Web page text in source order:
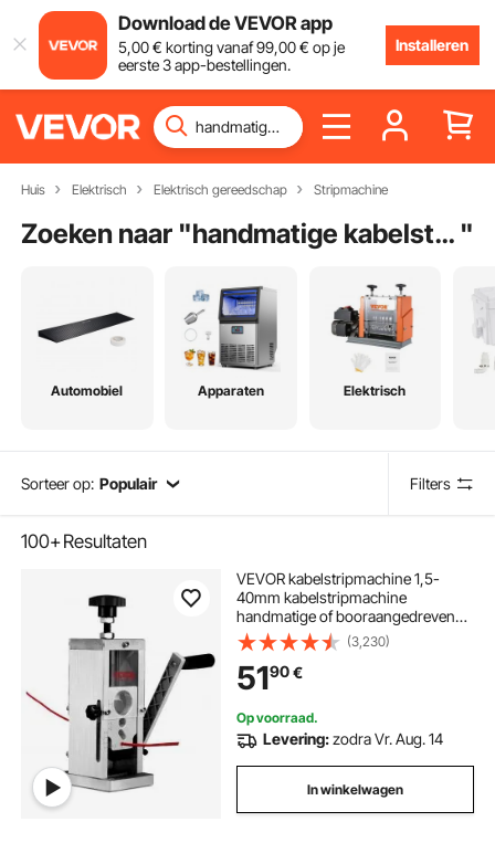
Download de VEVOR app
5,00€ korting vanaf99,00€ op je
eerste 3 app-bestellingen.
Installeren
Huis Elektrisch Elektrisch gereedschap Stripmachine
Zoeken naar " handmatige kabelstripmachine "
Automobiel Apparaten Elektrisch
Sorteer op: Populair Filters
100+Resultaten
VEVOR kabelstripmachine 1,5-
40mm kabelstripmachine
handmatige of booraangedreven
kabelstripmachine
130x130x300mm Ideaal voor het
strippen van gecoate monofilament
meeraderige kabels
(3,230)
5190€
Op voorraad.
Levering:zodra Vr. Aug. 14
In winkelwagen